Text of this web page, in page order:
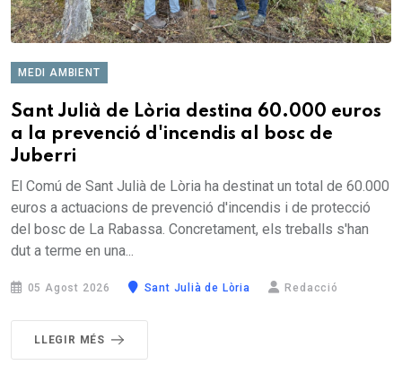
MEDI AMBIENT
Sant Julià de Lòria destina 60.000 euros
a la prevenció d'incendis al bosc de
Juberri
El Comú de Sant Julià de Lòria ha destinat un total de 60.000
euros a actuacions de prevenció d'incendis i de protecció
del bosc de La Rabassa. Concretament, els treballs s'han
dut a terme en una...
05 Agost 2026 Sant Julià de Lòria Redacció
LLEGIR MÉS